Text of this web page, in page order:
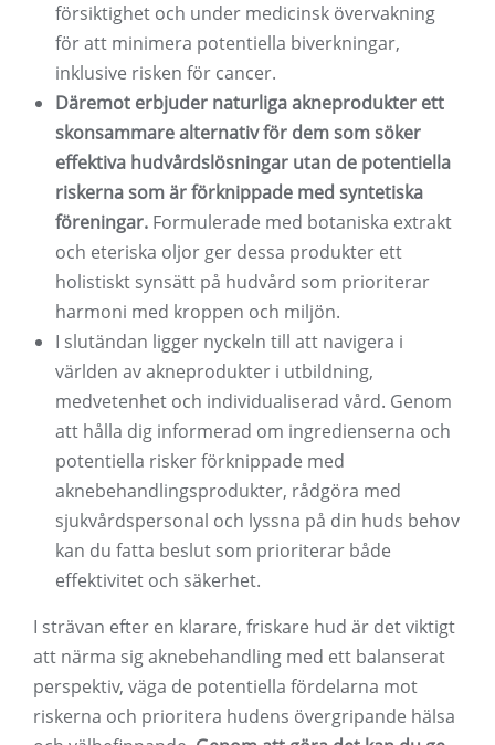
försiktighet och under medicinsk övervakning
för att minimera potentiella biverkningar,
inklusive risken för cancer.
Däremot erbjuder naturliga akneprodukter ett
skonsammare alternativ för dem som söker
effektiva hudvårdslösningar utan de potentiella
riskerna som är förknippade med syntetiska
föreningar. Formulerade med botaniska extrakt
och eteriska oljor ger dessa produkter ett
holistiskt synsätt på hudvård som prioriterar
harmoni med kroppen och miljön.
I slutändan ligger nyckeln till att navigera i
världen av akneprodukter i utbildning,
medvetenhet och individualiserad vård. Genom
att hålla dig informerad om ingredienserna och
potentiella risker förknippade med
aknebehandlingsprodukter, rådgöra med
sjukvårdspersonal och lyssna på din huds behov
kan du fatta beslut som prioriterar både
effektivitet och säkerhet.
I strävan efter en klarare, friskare hud är det viktigt
att närma sig aknebehandling med ett balanserat
perspektiv, väga de potentiella fördelarna mot
riskerna och prioritera hudens övergripande hälsa